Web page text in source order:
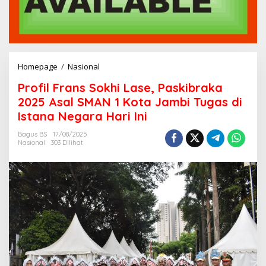
Homepage / Nasional
o
f
i
l
n
s
S
o
k
h
i
a
s
Profil Frans Sokhi Lase, Paskibraka
2025 Asal SMAN 1 Kota Jambi Tugas di
Istana Negara Hari Ini
Bagus BS
17/08/2025
Nasional
303 Dilihat